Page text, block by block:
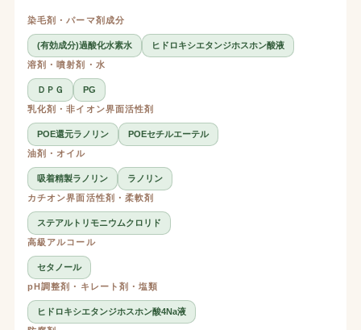
染毛剤・パーマ剤成分
(有効成分)過酸化水素水
ヒドロキシエタンジホスホン酸液
溶剤・噴射剤・水
ＤＰＧ
PG
乳化剤・非イオン界面活性剤
POE還元ラノリン
POEセチルエーテル
油剤・オイル
吸着精製ラノリン
ラノリン
カチオン界面活性剤・柔軟剤
ステアルトリモニウムクロリド
高級アルコール
セタノール
pH調整剤・キレート剤・塩類
ヒドロキシエタンジホスホン酸4Na液